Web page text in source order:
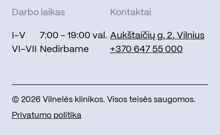
Darbo laikas
I-V
7:00 - 19:00 val.
VI-VII
Nedirbame
Kontaktai
Aukštaičių g. 2, Vilnius
+370 647 55 000
© 2026 Vilnelės klinikos. Visos teisės saugomos.
Privatumo politika